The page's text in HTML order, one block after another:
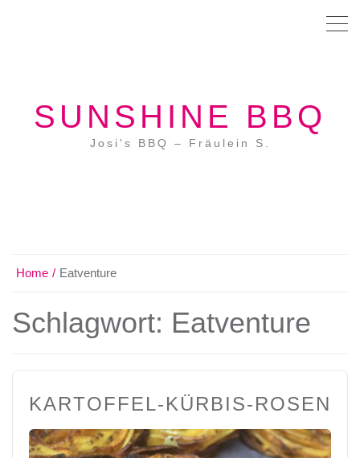
SUNSHINE BBQ
Josi's BBQ – Fräulein S.
Home Eatventure
Schlagwort: Eatventure
KARTOFFEL-KÜRBIS-ROSEN